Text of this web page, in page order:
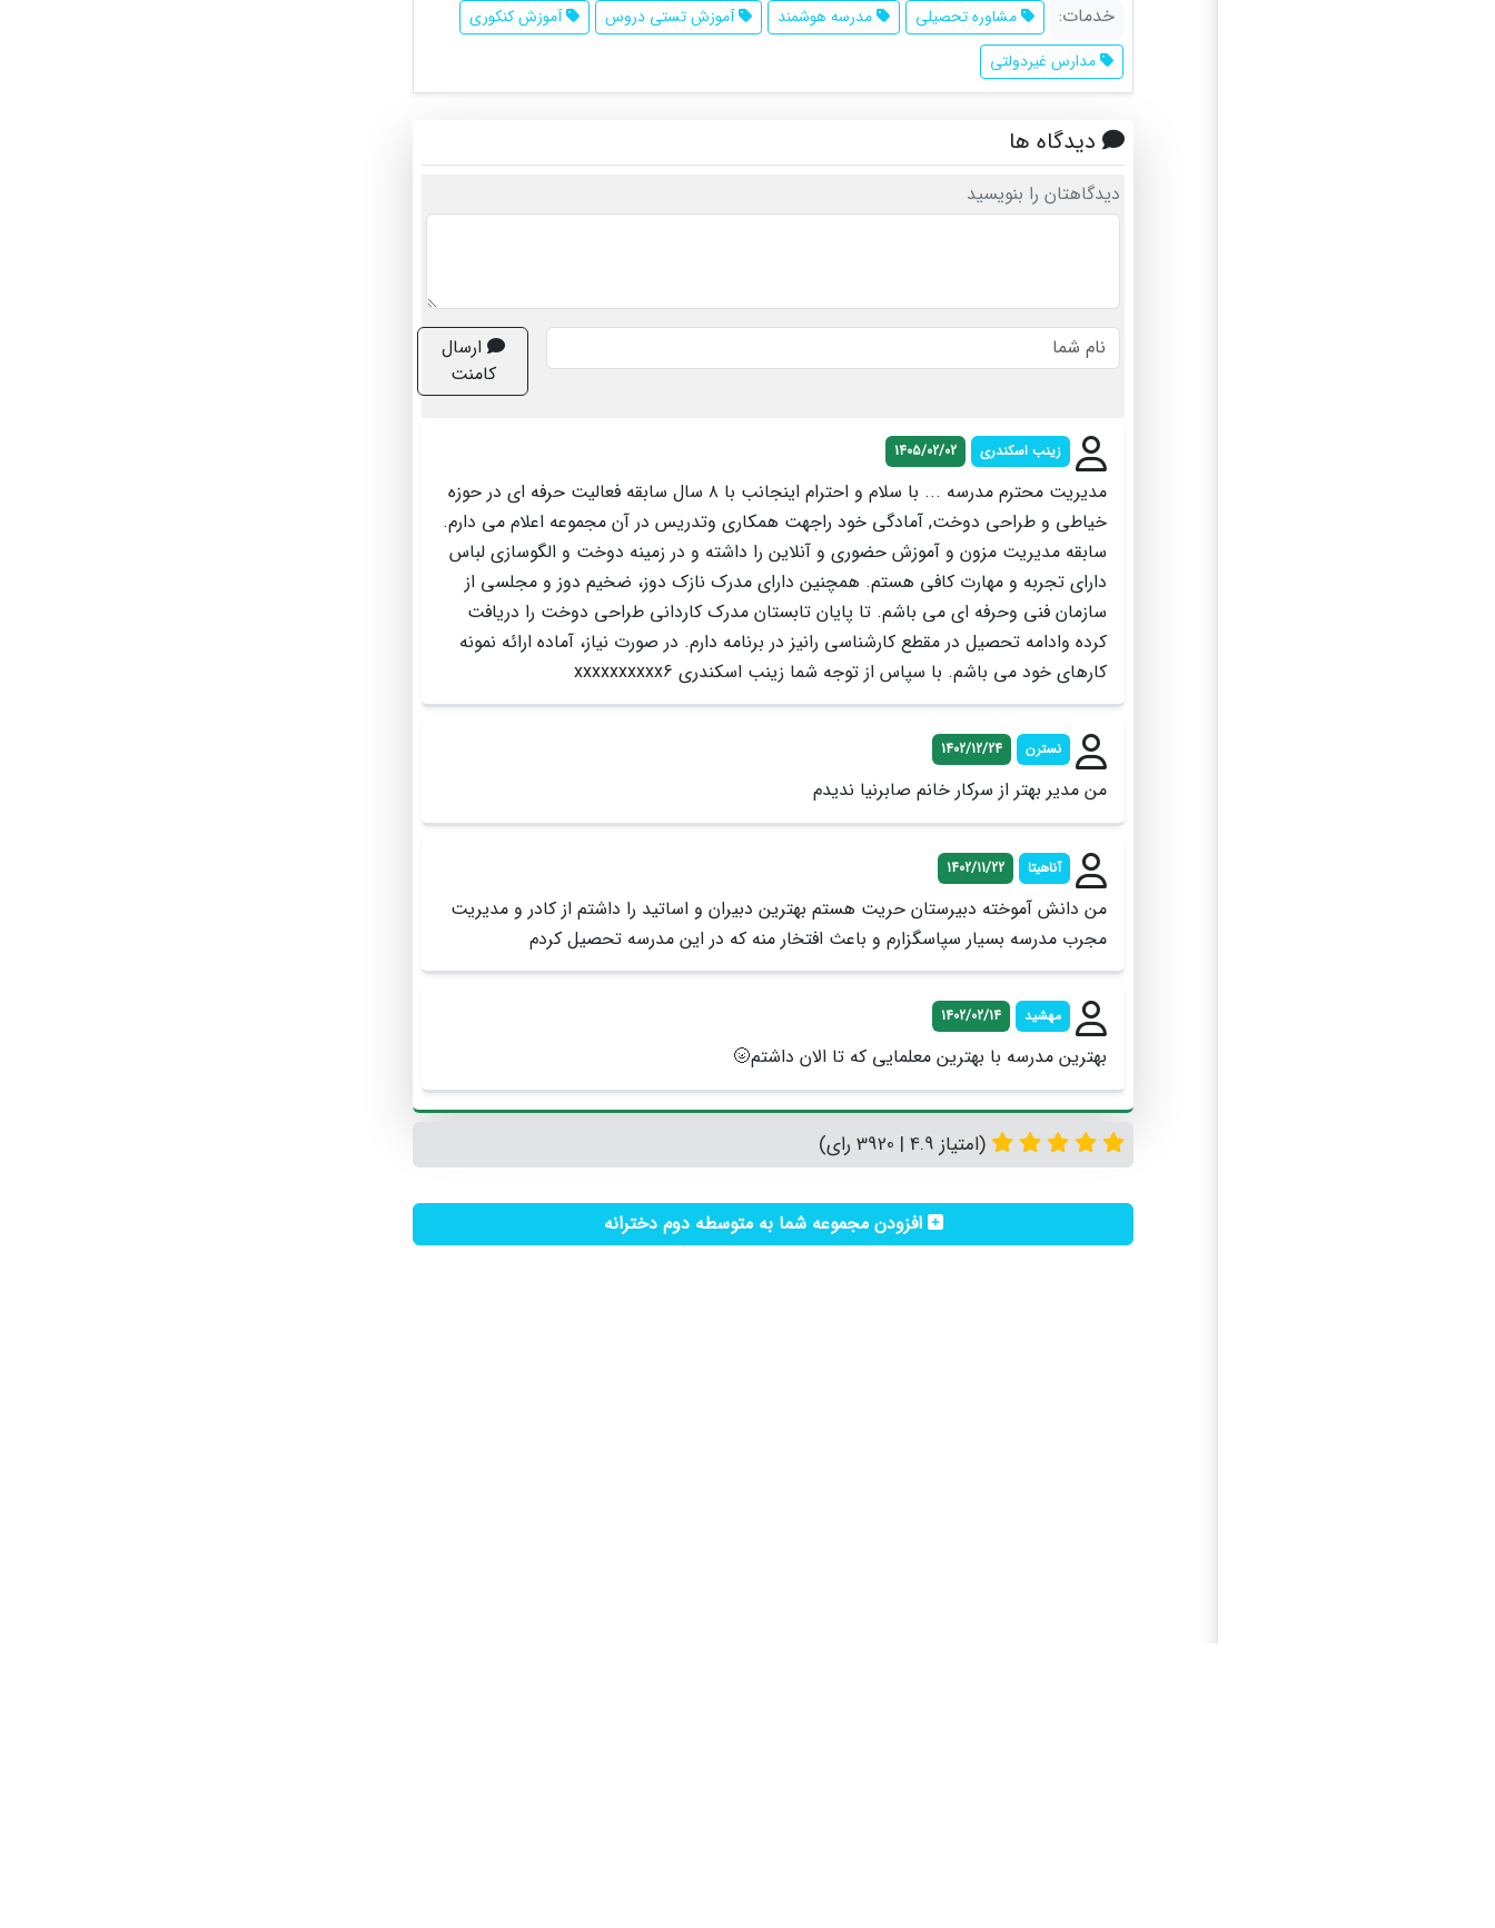
خدمات: مشاوره تحصیلی مدرسه هوشمند آموزش تستی دروس
آموزش کنکوری
مدارس غیردولتی
دیدگاه ها
دیدگاهتان را بنویسید
ارسال
کامنت
زینب اسکندری 1405/02/02
مديريت محترم مدرسه ... با سلام و احترام اينجانب با ٨ سال سابقه فعاليت حرفه اى در حوزه
خياطى و طراحى دوخت, آمادگی خود راجهت همكارى وتدريس در آن مجموعه اعلام مى دارم.
سابقه مديريت مزون و آموزش حضورى و آنلاين را داشته و در زمينه دوخت و الگوسازی لباس
داراى تجربه و مهارت كافى هستم. همچنین داراى مدرك نازك دوز، ضخيم دوز و مجلسى از
سازمان فنى وحرفه اى مى باشم. تا پايان تابستان مدرك كاردانى طراحى دوخت را دريافت
كرده وادامه تحصيل در مقطع كارشناسى رانيز در برنامه دارم. در صورت نياز، آماده ارائه نمونه
كارهاى خود مى باشم. با سپاس از توجه شما زينب اسكندرى xxxxxxxxxx6
نسترن 1402/12/24
من مدیر بهتر از سرکار خانم صابرنیا ندیدم
آناهیتا 1402/11/22
من دانش آموخته دبیرستان حریت هستم بهترین دبیران و اساتید را داشتم از کادر و مدیریت
مجرب مدرسه بسیار سپاسگزارم و باعث افتخار منه که در این مدرسه تحصیل کردم
مهشید 1402/02/14
بهترین مدرسه با بهترین معلمایی که تا الان داشتم🌝
(امتیاز 4.9 | 3920 رای)
افزودن مجموعه شما به متوسطه دوم دخترانه